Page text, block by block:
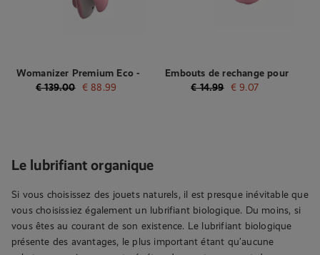
Womanizer Premium Eco -
Stimulateur clitoridien à air
€139.00 € 88.99
Embouts de rechange pour
le Womanizer Premium Eco
€14.99 € 9.07
Le lubrifiant organique
Si vous choisissez des jouets naturels, il est presque inévitable que
vous choisissiez également un lubrifiant biologique. Du moins, si
vous êtes au courant de son existence. Le lubrifiant biologique
présente des avantages, le plus important étant qu’aucune